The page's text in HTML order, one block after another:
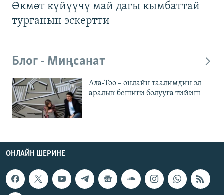
Өкмөт күйүүчү май дагы кымбаттай
турганын эскертти
Блог - Миңсанат
Ала-Тоо – онлайн таалимдин эл
аралык бешиги болууга тийиш
ОНЛАЙН ШЕРИНЕ